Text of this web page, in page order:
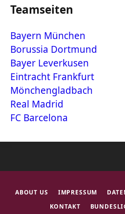
Teamseiten
Bayern München
Borussia Dortmund
Bayer Leverkusen
Eintracht Frankfurt
Mönchengladbach
Real Madrid
FC Barcelona
ABOUT US IMPRESSUM
KONTAKT